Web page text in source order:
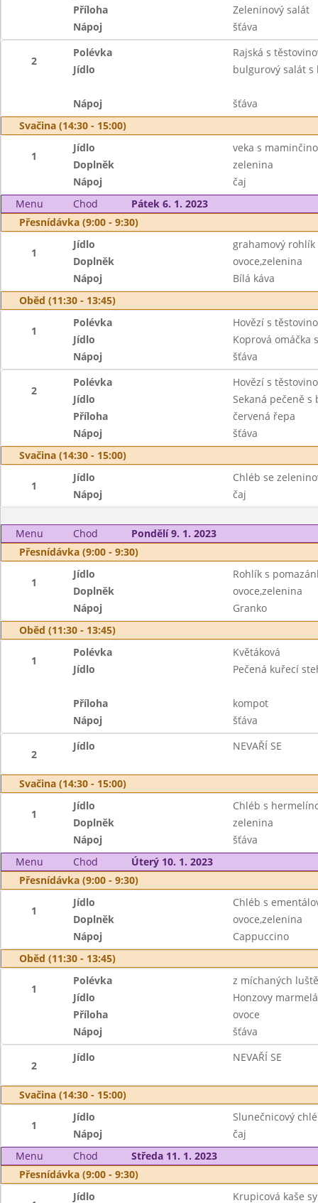
Příloha
Zeleninový salát
Nápoj
šťáva
2
Polévka
Rajská s
Jídlo
bulgurový salát
Nápoj
šťáva
Svačina (14:30 - 15:00)
1
Jídlo
veka s
Doplněk
zelenina
Nápoj
čaj
Menu
Chod
Pátek 6. 1. 2023
Přesnídávka (9:00 - 9:30)
1
Jídlo
grahamový
Doplněk
ovoce,zelenina
Nápoj
Bílá káva
Oběd (11:30 - 13:45)
1
Polévka
Hovězí s
Jídlo
Koprová omáčka
Nápoj
šťáva
2
Polévka
Hovězí s
Jídlo
Sekaná pečeně
Příloha
červená řepa
Nápoj
šťáva
Svačina (14:30 - 15:00)
1
Jídlo
Chléb se
Nápoj
čaj
Menu Chod
Pondělí 9. 1. 2023
Přesnídávka (9:00 - 9:30)
1
Jídlo
Rohlík s
Doplněk
ovoce,zelenina
Nápoj
Granko
Oběd (11:30 - 13:45)
1
Polévka
Květáková
Jídlo
Pečená kuřecí
Příloha
kompot
Nápoj
šťáva
2
Jídlo NEVAŘÍ SE
Svačina (14:30 - 15:00)
1
Jídlo
Chléb s
Doplněk
zelenina
Nápoj
šťáva
Menu
Chod
Úterý 10. 1. 2023
Přesnídávka (9:00 - 9:30)
1
Jídlo
Chléb s
Doplněk
ovoce,zelenina
Nápoj
Cappuccino
Oběd (11:30 - 13:45)
1
Polévka
z míchaných
Jídlo
Honzovy
Příloha
ovoce
Nápoj
šťáva
2
Jídlo NEVAŘÍ SE
Svačina (14:30 - 15:00)
1
Jídlo
Slunečnicový
Nápoj
čaj
Menu
Chod
Středa 11. 1. 2023
Přesnídávka (9:00 - 9:30)
Jídlo Krupicová kaše